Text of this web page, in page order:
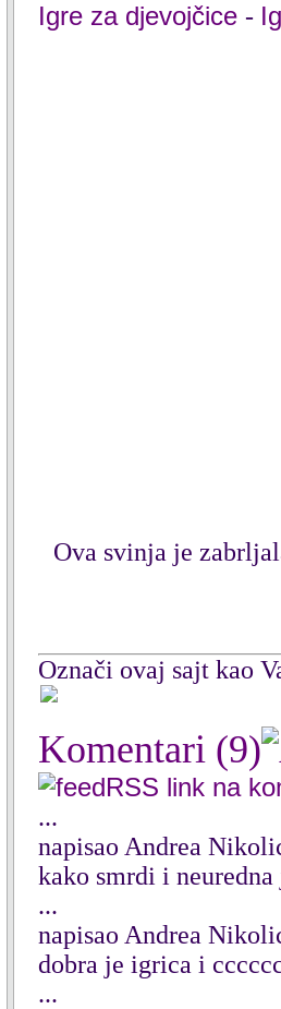
Igre za djevojčice -
Ova svinja je
Označi ovaj sajt kao
Komentari (9)
RSS link na
...
napisao Andrea
kako smrdi i
...
napisao Andrea
dobra je igrica i
...